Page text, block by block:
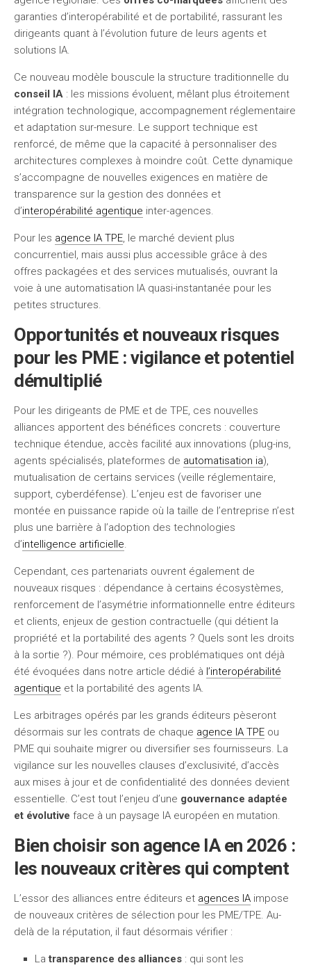
garanties d’interopérabilité et de portabilité, rassurant les
dirigeants quant à l’évolution future de leurs agents et
solutions IA.
Ce nouveau modèle bouscule la structure traditionnelle du
conseil IA : les missions évoluent, mêlant plus étroitement
intégration technologique, accompagnement réglementaire
et adaptation sur-mesure. Le support technique est
renforcé, de même que la capacité à personnaliser des
architectures complexes à moindre coût. Cette dynamique
s’accompagne de nouvelles exigences en matière de
transparence sur la gestion des données et
d’interopérabilité agentique inter-agences.
Pour les agence IA TPE, le marché devient plus
concurrentiel, mais aussi plus accessible grâce à des
offres packagées et des services mutualisés, ouvrant la
voie à une automatisation IA quasi-instantanée pour les
petites structures.
Opportunités et nouveaux risques
pour les PME : vigilance et potentiel
démultiplié
Pour les dirigeants de PME et de TPE, ces nouvelles
alliances apportent des bénéfices concrets : couverture
technique étendue, accès facilité aux innovations (plug-ins,
agents spécialisés, plateformes de automatisation ia),
mutualisation de certains services (veille réglementaire,
support, cyberdéfense). L’enjeu est de favoriser une
montée en puissance rapide où la taille de l’entreprise n’est
plus une barrière à l’adoption des technologies
d’intelligence artificielle.
Cependant, ces partenariats ouvrent également de
nouveaux risques : dépendance à certains écosystèmes,
renforcement de l’asymétrie informationnelle entre éditeurs
et clients, enjeux de gestion contractuelle (qui détient la
propriété et la portabilité des agents ? Quels sont les droits
à la sortie ?). Pour mémoire, ces problématiques ont déjà
été évoquées dans notre article dédié à l’interopérabilité
agentique et la portabilité des agents IA.
Les arbitrages opérés par les grands éditeurs pèseront
désormais sur les contrats de chaque agence IA TPE ou
PME qui souhaite migrer ou diversifier ses fournisseurs. La
vigilance sur les nouvelles clauses d’exclusivité, d’accès
aux mises à jour et de confidentialité des données devient
essentielle. C’est tout l’enjeu d’une gouvernance adaptée
et évolutive face à un paysage IA européen en mutation.
Bien choisir son agence IA en 2026 :
les nouveaux critères qui comptent
L’essor des alliances entre éditeurs et agences IA impose
de nouveaux critères de sélection pour les PME/TPE. Au-
delà de la réputation, il faut désormais vérifier :
Latransparence des alliances : qui sont les